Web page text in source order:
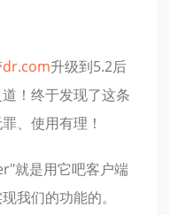
dr.com升级到5.2后
！终于发现了这条
、使用有理！
就是用它吧客户端
我们的功能的。